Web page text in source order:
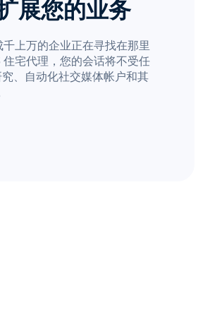
展您的业务
上万的企业正在寻找在那里
宅代理，您的会话将不受任
、自动化社交媒体帐户和其